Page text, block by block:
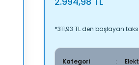
*311,93 TL den başlayan
Kategori